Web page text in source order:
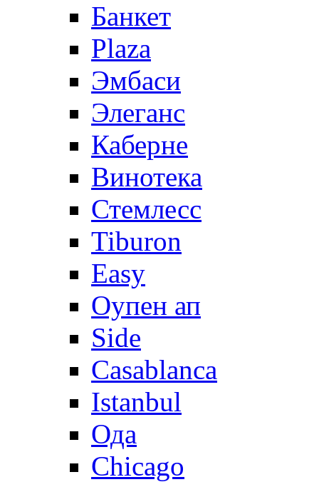
Банкет
Plaza
Эмбаси
Элеганс
Каберне
Винотека
Стемлесс
Tiburon
Easy
Оупен ап
Side
Casablanca
Istanbul
Ода
Chicago